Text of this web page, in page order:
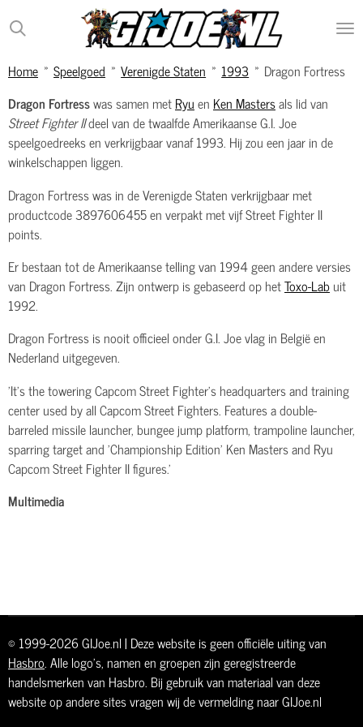
Ga
direct
de
Home » Speelgoed » Verenigde Staten » 1993 » Dragon Fortress
Dragon Fortresswas samen metRyuen Ken Mastersals lid van
Street Fighter IIdeel van de twaalfde Amerikaanse G.I. Joe
speelgoedreeks en verkrijgbaar vanaf 1993. Hij zou een jaar in de
winkelschappen liggen.
Dragon Fortress was in de Verenigde Staten verkrijgbaar met
productcode 3897606455 en verpakt met vijf Street Fighter II
points.
Er bestaan tot de Amerikaanse telling van 1994 geen andere versies
van Dragon Fortress. Zijn ontwerp is gebaseerd op hetToxo-Labuit
1992.
Dragon Fortress is nooit officieel onder G.I. Joe vlag in België en
Nederland uitgegeven.
'It's the towering Capcom Street Fighter's headquarters and training
center used by all Capcom Street Fighters. Features a double-
barreled missile launcher, bungee jump platform, trampoline launcher,
sparring target and 'Championship Edition' Ken Masters and Ryu
Capcom Street Fighter II figures.'
Multimedia
© 1999-2026 GIJoe.nl | Deze website is geen officiële uiting van
Hasbro. Alle logo's, namen en groepen zijn geregistreerde
handelsmerken van Hasbro. Bij gebruik van materiaal van deze
website op andere sites vragen wij de vermelding naar GIJoe.nl